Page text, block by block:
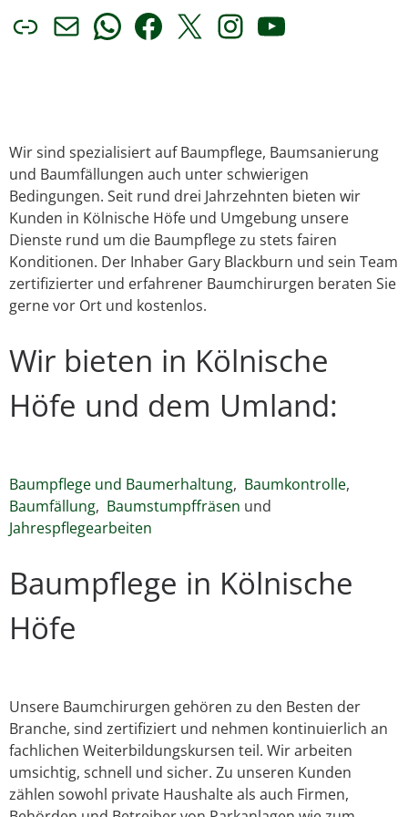
LinkE-Mail
WhatsApp
Facebook
X Instagram
YouTube
Wir sind spezialisiert auf Baumpflege, Baumsanierung
und Baumfällungen auch unter schwierigen
Bedingungen. Seit rund drei Jahrzehnten bieten wir
Kunden in Kölnische Höfe und Umgebung unsere
Dienste rund um die Baumpflege zu stets fairen
Konditionen. Der Inhaber Gary Blackburn und sein Team
zertifizierter und erfahrener Baumchirurgen beraten Sie
gerne vor Ort und kostenlos.
Wir bieten in Kölnische
Höfe und dem Umland:
Baumpflege und Baumerhaltung, Baumkontrolle,
Baumfällung, Baumstumpffräsen und
Jahrespflegearbeiten
Baumpflege in Kölnische
Höfe
Unsere Baumchirurgen gehören zu den Besten der
Branche, sind zertifiziert und nehmen kontinuierlich an
fachlichen Weiterbildungskursen teil. Wir arbeiten
umsichtig, schnell und sicher. Zu unseren Kunden
zählen sowohl private Haushalte als auch Firmen,